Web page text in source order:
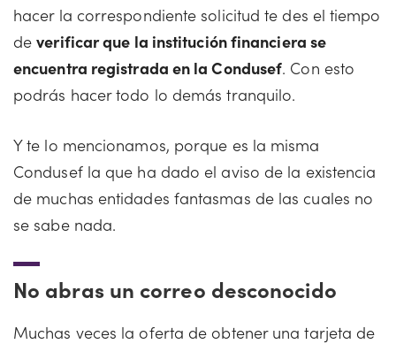
hacer la correspondiente solicitud te des el tiempo
deverificar que la institución financiera se
encuentra registrada en la Condusef. Con esto
podrás hacer todo lo demás tranquilo.
Y te lo mencionamos, porque es la misma
Condusef la que ha dado el aviso de la existencia
de muchas entidades fantasmas de las cuales no
se sabe nada.
No abras un correo desconocido
Muchas veces la oferta de obtener una tarjeta de